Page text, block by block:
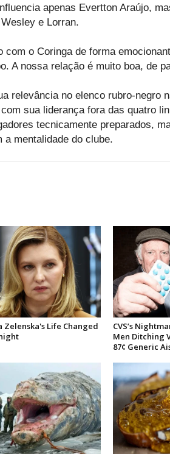
apenas Evertton Araújo,
e Lorran.
o Coringa de forma
A nossa relação é muito boa, de
relevância no elenco rubro-negro
sua liderança fora das quatro
tecnicamente preparados,
a mentalidade do clube.